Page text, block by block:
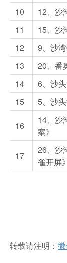
10
12、沙
11
15、沙
12
9、沙
13
20、番
14
6、沙
15
5、沙
16
14、沙
案》
17
26、沙
雀开屏》
转载请注明：